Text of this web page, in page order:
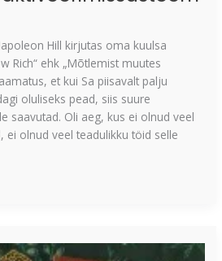
Hill kirjutas oma kuulsa
Rich“ ehk „Mõtlemist muutes
et kui Sa piisavalt palju
oluliseks pead, siis suure
saavutad. Oli aeg, kus ei olnud veel
ei olnud veel teadulikku töid selle